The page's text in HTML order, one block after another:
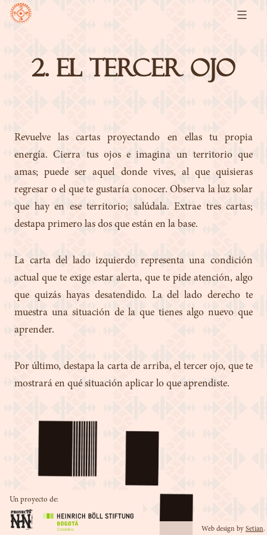
Skip
2. El tercer ojo
Revuelve las cartas proyectando en ellas tu propia
energía. Cierra tus ojos e imagina un territorio que
amas; puede ser aquel donde vives, al que quisieras
regresar o el que te gustaría conocer. Observa la luz solar
que hay en ese territorio; salúdala. Extrae tres cartas;
destapa primero las dos que están en la base.
La carta del lado izquierdo representa una condición
actual que te exige estar alerta, que te pide atención, algo
que quizás hayas desatendido. La del lado derecho te
muestra una situación de la que tienes algo nuevo que
aprender.
Por último, destapa la carta de arriba, el tercer ojo, que te
mostrará en qué situación aplicar lo que aprendiste.
Un proyecto de:
Web design by Setian.